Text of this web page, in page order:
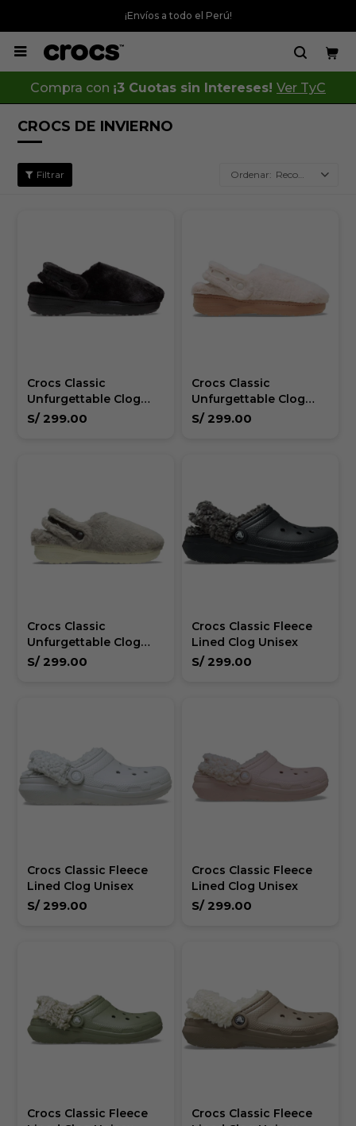
¡Envíos a todo el Perú!

Compra con ¡3 Cuotas sin Intereses! Ver TyC
CROCS DE INVIERNO
Recomendados
Crocs Classic
Unfurgettable Clog
Unisex
S/ 299.00
Crocs Classic
Unfurgettable Clog
Unisex
S/ 299.00
Crocs Classic
Unfurgettable Clog
Unisex
S/ 299.00
Crocs Classic Fleece
Lined Clog Unisex
S/ 299.00
Crocs Classic Fleece
Lined Clog Unisex
S/ 299.00
Crocs Classic Fleece
Lined Clog Unisex
S/ 299.00
Crocs Classic Fleece
Crocs Classic Fleece